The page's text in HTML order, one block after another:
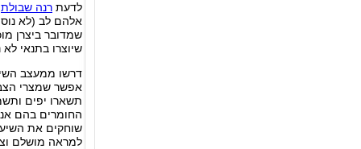
לדעת רנה שבולת
אלהם לב (לא
שמדובר ביצרן
שיוצרו בתנאי
דרשו ממעצב
אפשר שמצרי
תשארו יפים
החומרים בהם
שוחקים את
למראה מושלם